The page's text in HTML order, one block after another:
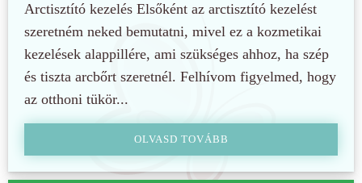
Arctisztító kezelés Elsőként az arctisztító kezelést
szeretném neked bemutatni, mivel ez a kozmetikai
kezelések alappillére, ami szükséges ahhoz, ha szép
és tiszta arcbőrt szeretnél. Felhívom figyelmed, hogy
az otthoni tükör...
OLVASD TOVÁBB